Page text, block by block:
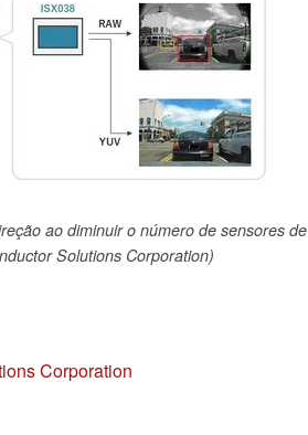
ao diminuir o número de sensores de
Solutions Corporation)
Corporation